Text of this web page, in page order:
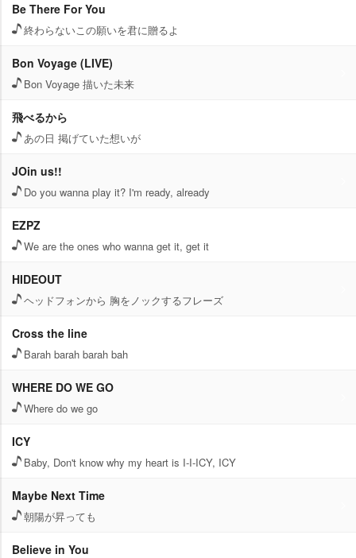
Be There For You
終わらないこの願いを君に贈るよ
Bon Voyage (LIVE)
Bon Voyage 描いた未来
飛べるから
あの日 掲げていた想いが
JOin us!!
Do you wanna play it? I'm ready, already
EZPZ
We are the ones who wanna get it, get it
HIDEOUT
ヘッドフォンから 胸をノックするフレーズ
Cross the line
Barah barah barah bah
WHERE DO WE GO
Where do we go
ICY
Baby, Don't know why my heart is I-I-ICY, ICY
Maybe Next Time
朝陽が昇っても
Believe in You